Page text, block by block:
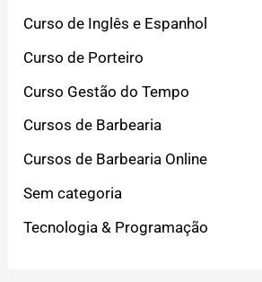
Curso de Inglês e Espanhol
Curso de Porteiro
Curso Gestão do Tempo
Cursos de Barbearia
Cursos de Barbearia Online
Sem categoria
Tecnologia & Programação